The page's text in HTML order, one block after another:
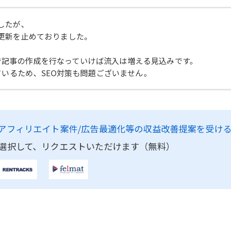
が、
を止めておりました。
事の作成を行なっていけば流入は増える見込みです。
るため、SEO対策も問題ございません。
フィリエイト案件/広告最適化等の収益改善提案を受ける
して、リクエストいただけます（無料）